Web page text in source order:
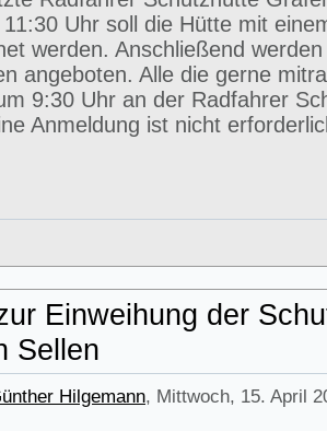
Uhr soll die Hütte mit
werden. Anschließend
angeboten. Alle die gerne
9:30 Uhr an der Radfahrer
Anmeldung ist nicht
Einweihung der
Sellen
Hilgemann, Mittwoch, 15. April